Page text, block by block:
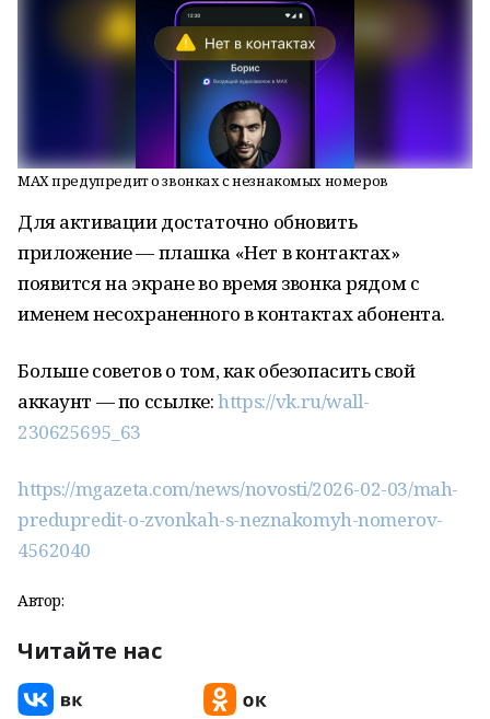
MAХ предупредит о звонках с незнакомых номеров
Для активации достаточно обновить
приложение — плашка «Нет в контактах»
появится на экране во время звонка рядом с
именем несохраненного в контактах абонента.
Больше советов о том, как обезопасить свой
аккаунт — по ссылке:https://vk.ru/wall-
230625695_63
https://mgazeta.com/news/novosti/2026-02-03/mah-
predupredit-o-zvonkah-s-neznakomyh-nomerov-
4562040
Автор:
Читайте нас